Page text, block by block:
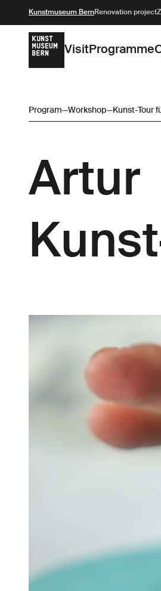
Kunstmuseum BernRenovation project
VisitProgramme
Program—Workshop—Kunst-Tour
Artur